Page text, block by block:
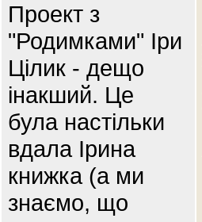
Проект з
"Родимками" Іри
Цілик - дещо
інакший. Це
була настільки
вдала Ірина
книжка (а ми
знаємо, що